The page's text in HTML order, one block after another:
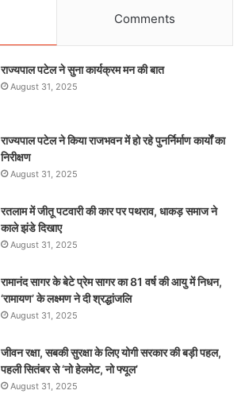
Comments
राज्यपाल पटेल ने सुना कार्यक्रम मन की बात
August 31, 2025
राज्यपाल पटेल ने किया राजभवन में हो रहे पुनर्निर्माण कार्यों का
निरीक्षण
August 31, 2025
रतलाम में जीतू पटवारी की कार पर पथराव, धाकड़ समाज ने
काले झंडे दिखाए
August 31, 2025
रामानंद सागर के बेटे प्रेम सागर का 81 वर्ष की आयु में निधन,
‘रामायण’ के लक्ष्मण ने दी श्रद्धांजलि
August 31, 2025
जीवन रक्षा, सबकी सुरक्षा के लिए योगी सरकार की बड़ी पहल,
पहली सितंबर से ‘नो हेलमेट, नो फ्यूल’
August 31, 2025